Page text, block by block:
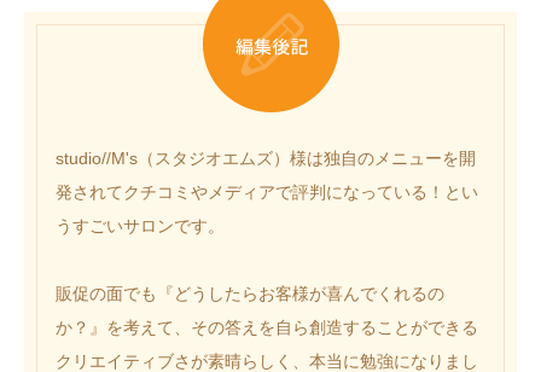
studio//M's（スタジオエムズ）様は独自のメニューを開
発されてクチコミやメディアで評判になっている！とい
うすごいサロンです。
販促の面でも『どうしたらお客様が喜んでくれるの
か？』を考えて、その答えを自ら創造することができる
クリエイティブさが素晴らしく、本当に勉強になりまし